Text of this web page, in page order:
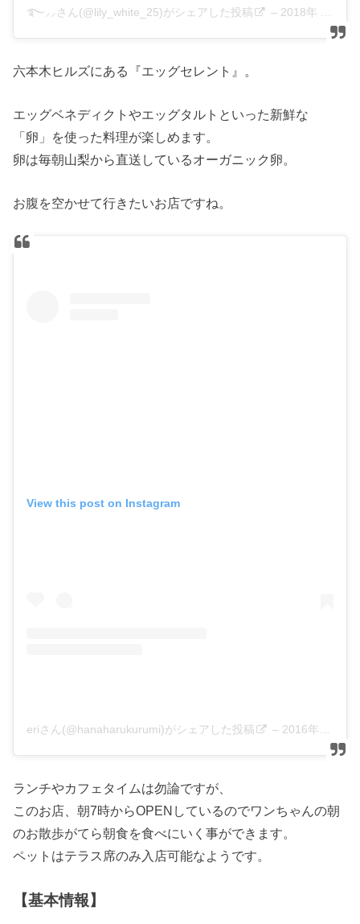
࿐⸝⸝さん(@lily_white_25)がシェアした投稿 – 2018年 9月月13日午後3時41分PDT
六本木ヒルズにある『エッグセレント』。
エッグベネディクトやエッグタルトといった新鮮な
「卵」を使った料理が楽しめます。
卵は毎朝山梨から直送しているオーガニック卵。
お腹を空かせて行きたいお店ですね。
View this post on Instagram
eriさん(@hanaharukurumi)がシェアした投稿 – 2016年10月月10日午前5時56分PDT
ランチやカフェタイムは勿論ですが、
このお店、朝7時からOPENしているのでワンちゃんの朝
のお散歩がてら朝食を食べにいく事ができます。
ペットはテラス席のみ入店可能なようです。
【基本情報】